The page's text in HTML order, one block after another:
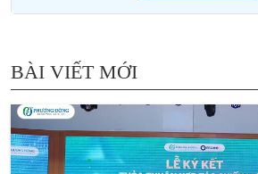
BÀI VIẾT MỚI